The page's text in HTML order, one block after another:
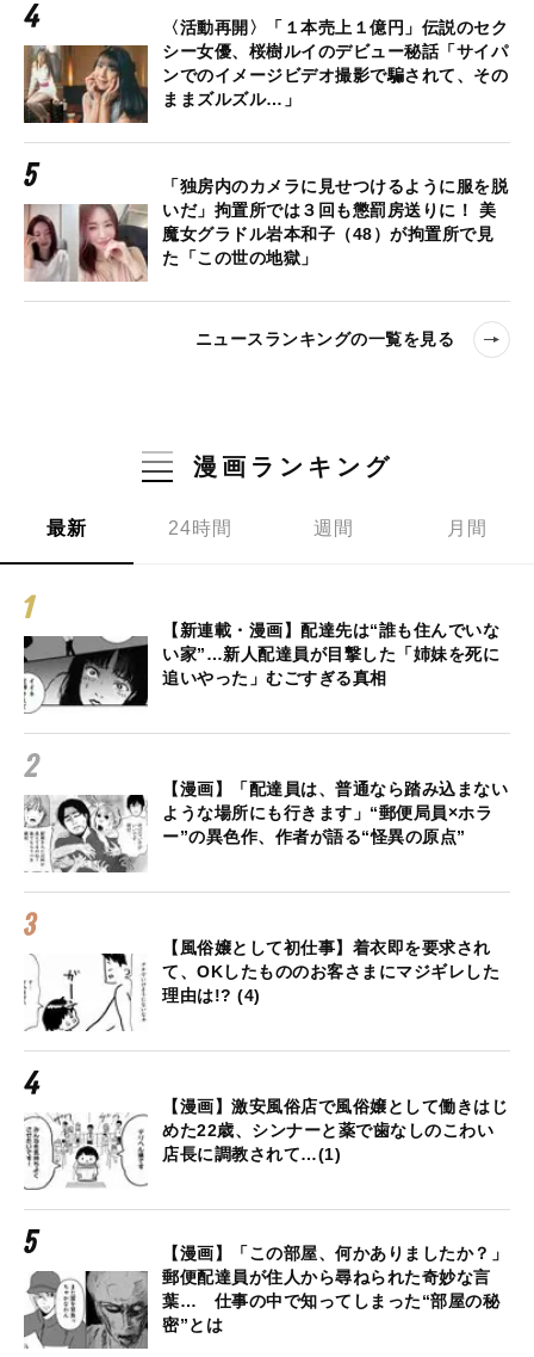
〈活動再開〉「１本売上１億円」伝説のセク
シー女優、桜樹ルイのデビュー秘話「サイパ
ンでのイメージビデオ撮影で騙されて、その
ままズルズル…」
「独房内のカメラに見せつけるように服を脱
いだ」拘置所では３回も懲罰房送りに！ 美
魔女グラドル岩本和子（48）が拘置所で見
た「この世の地獄」
ニュースランキングの一覧を見る
漫画ランキング
最新 24時間 週間 月間
【新連載・漫画】配達先は“誰も住んでいな
い家”…新人配達員が目撃した「姉妹を死に
追いやった」むごすぎる真相
【漫画】「配達員は、普通なら踏み込まない
ような場所にも行きます」“郵便局員×ホラ
ー”の異色作、作者が語る“怪異の原点”
【風俗嬢として初仕事】着衣即を要求され
て、OKしたもののお客さまにマジギレした
理由は!? (4)
【漫画】激安風俗店で風俗嬢として働きはじ
めた22歳、シンナーと薬で歯なしのこわい
店長に調教されて…(1)
【漫画】「この部屋、何かありましたか？」
郵便配達員が住人から尋ねられた奇妙な言
葉… 仕事の中で知ってしまった“部屋の秘
密”とは